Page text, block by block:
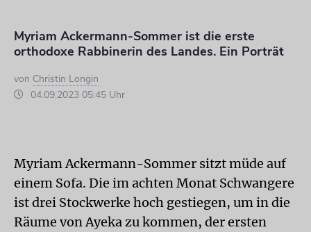
Myriam Ackermann-Sommer ist die erste
orthodoxe Rabbinerin des Landes. Ein Porträt
von Christin Longin
04.09.2023 05:45 Uhr
Myriam Ackermann-Sommer sitzt müde auf
einem Sofa. Die im achten Monat Schwangere
ist drei Stockwerke hoch gestiegen, um in die
Räume von Ayeka zu kommen, der ersten